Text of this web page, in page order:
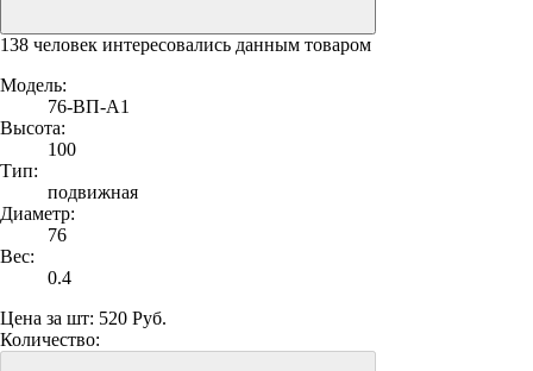
138 человек интересовались данным товаром
Модель:
76-ВП-А1
Высота:
100
Тип:
подвижная
Диаметр:
76
Вес:
0.4
Цена за шт: 520 Руб.
Количество: